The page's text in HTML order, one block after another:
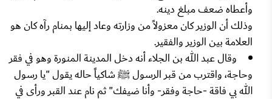
وأعطاه ضعف مبلغ دينه.
وذلك أن الوزير كان معزولاً من وزارته وعاد إليها بمنام رآه كان هو
العلامة بين الوزير والفقير.
وقال عبد الله بن الجلاء أنه دخل المدينة المنورة وهو في فقر
وحاجة، واقترب من قبر الرسول ﷺ شاكياً حاله يقول "يا رسول
الله بي فاقة -حاجة وفقر- وأنا ضيفك" ثم نام عند القبر ورأى في